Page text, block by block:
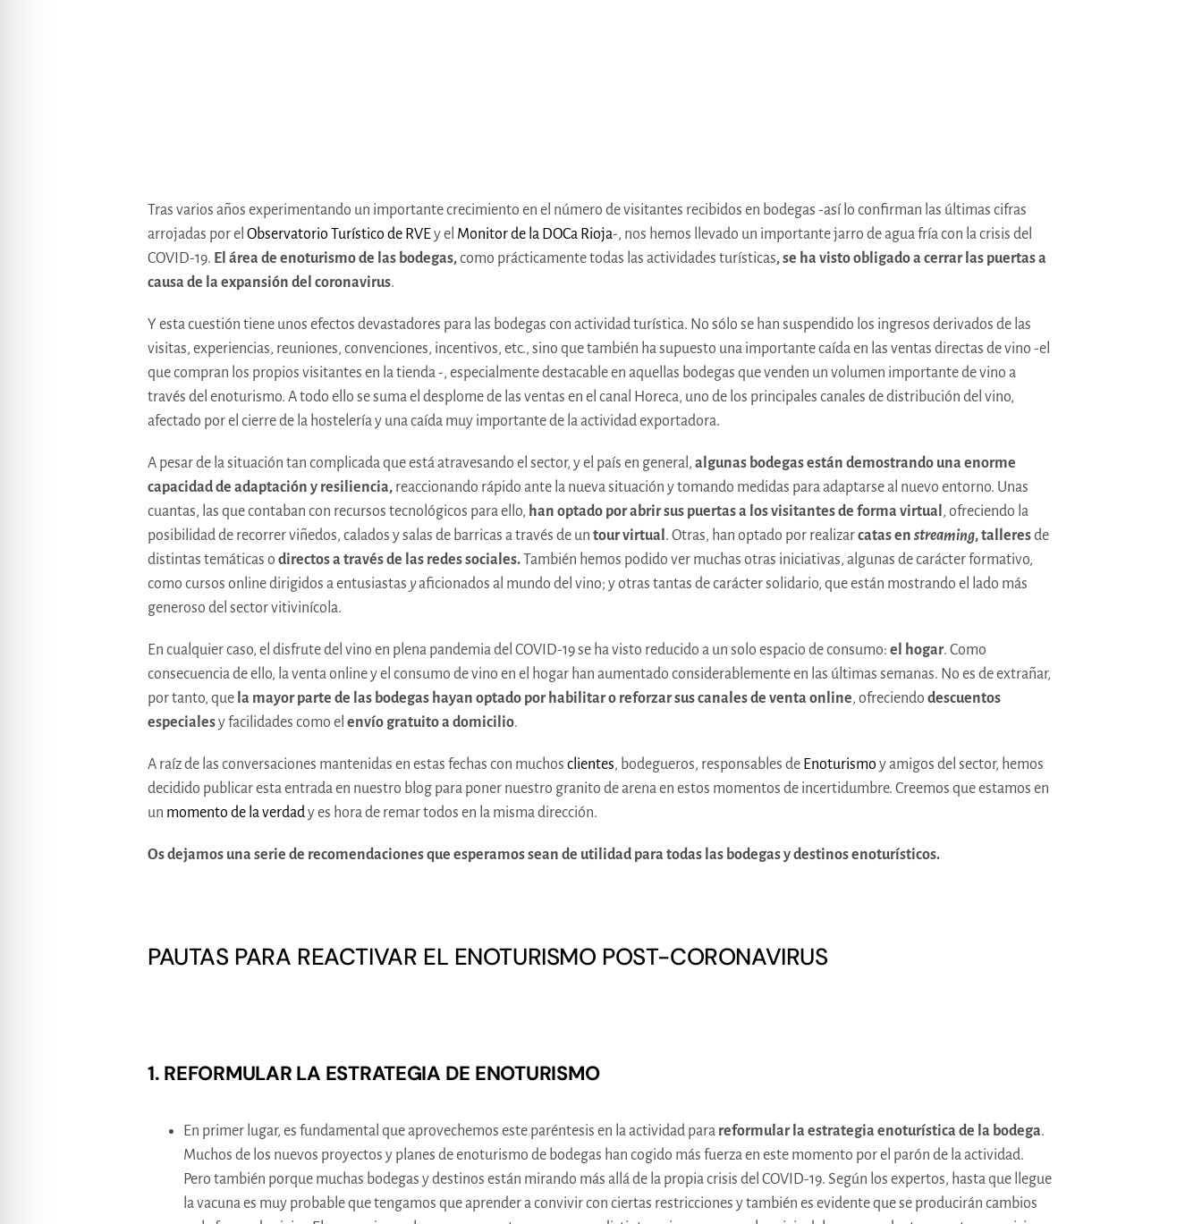
Tras varios años experimentando un importante crecimiento en el número de visitantes recibidos en bodegas -así lo confirman las últimas cifras
arrojadas por elObservatorio Turístico de RVEy el Monitor de la DOCa Rioja-, nos hemos llevado un importante jarro de agua fría con la crisis del
COVID-19. El área de enoturismo de las bodegas,como prácticamente todas las actividades turísticas, se ha visto obligado a cerrar las puertas a
causa de la expansión del coronavirus.
Y esta cuestión tiene unos efectos devastadores para las bodegas con actividad turística. No sólo se han suspendido los ingresos derivados de las
visitas, experiencias, reuniones, convenciones, incentivos, etc., sino que también ha supuesto una importante caída en las ventas directas de vino -el
que compran los propios visitantes en la tienda -, especialmente destacable en aquellas bodegas que venden un volumen importante de vino a
través del enoturismo. A todo ello se suma el desplome de las ventas en el canal Horeca, uno de los principales canales de distribución del vino,
afectado por el cierre de la hostelería y una caída muy importante de la actividad exportadora.
A pesar de la situación tan complicada que está atravesando el sector, y el país en general,algunas bodegas están demostrando una enorme
capacidad de adaptación y resiliencia, reaccionando rápido ante la nueva situación y tomando medidas para adaptarse al nuevo entorno. Unas
cuantas, las que contaban con recursos tecnológicos para ello, han optado por abrir sus puertas a los visitantes de forma virtual , ofreciendo la
posibilidad de recorrer viñedos, calados y salas de barricas a través de untour virtual . Otras, han optado por realizarcatas enstreaming, talleresde
distintas temáticas odirectos a través de las redes sociales.También hemos podido ver muchas otras iniciativas, algunas de carácter formativo,
como cursos online dirigidos a entusiastas yaficionados al mundo del vino; y otras tantas de carácter solidario, que están mostrando el lado más
generoso del sector vitivinícola.
En cualquier caso, el disfrute del vino en plena pandemia del COVID-19 se ha visto reducido a un solo espacio de consumo: el hogar. Como
consecuencia de ello, la venta online y el consumo de vino en el hogar han aumentado considerablemente en las últimas semanas. No es de extrañar,
por tanto, que la mayor parte de las bodegas hayan optado por habilitar o reforzar sus canales de venta online, ofreciendodescuentos
especialesy facilidades como elenvío gratuito a domicilio.
A raíz de las conversaciones mantenidas en estas fechas con muchosclientes, bodegueros, responsables de Enoturismo y amigos del sector, hemos
decidido publicar esta entrada en nuestro blog para poner nuestro granito de arena en estos momentos de incertidumbre. Creemos que estamos en
un momento de la verdady es hora de remar todos en la misma dirección.
Os dejamos una serie de recomendaciones que esperamos sean de utilidad para todas las bodegas y destinos enoturísticos.
PAUTAS PARA REACTIVAR EL ENOTURISMO POST-CORONAVIRUS
1. REFORMULAR LA ESTRATEGIA DE ENOTURISMO
En primer lugar, es fundamental que aprovechemos este paréntesis en la actividad para reformular la estrategia enoturística de la bodega.
Muchos de los nuevos proyectos y planes de enoturismo de bodegas han cogido más fuerza en este momento por el parón de la actividad.
Pero también porque muchas bodegas y destinos están mirando más allá de la propia crisis del COVID-19. Según los expertos, hasta que llegue
la vacuna es muy probable que tengamos que aprender a convivir con ciertas restricciones y también es evidente que se producirán cambios